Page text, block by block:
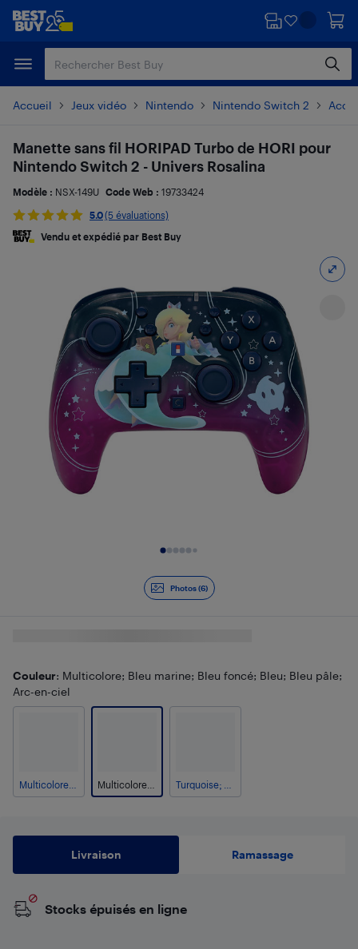
Passer
principal
Passer
Accueil Jeux vidéo Nintendo Nintendo Switch 2
Photos (6)
Manette sans fil HORIPAD Turbo de HORI pour
Nintendo Switch 2 - Univers Rosalina
Modèle : NSX-149U Code Web : 19733424
5.0(5 évaluations)
Vendu et expédié par Best Buy
Couleur: Multicolore; Bleu marine; Bleu foncé; Bleu; Bleu pâle;
Arc-en-ciel
Livraison Ramassage
Stocks épuisés en ligne